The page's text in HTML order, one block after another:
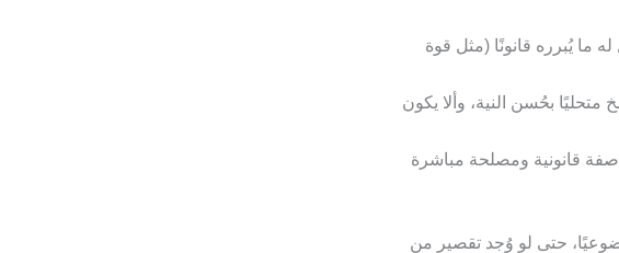
ما يُبرره قانونًا (مثل قوة
بحُسن النية، وألا يكون
قانونية ومصلحة مباشرة
حتى لو وُجد تقصير من